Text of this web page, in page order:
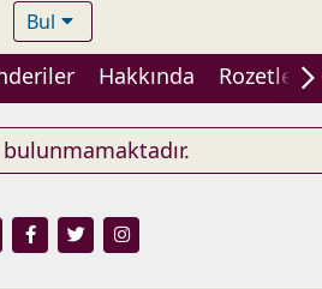
Bul
Hakkında Rozetler